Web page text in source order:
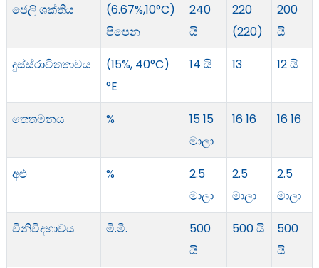
ජෙලි ශක්තිය
(6.67%,10°C)
පිපෙන
240
යි
220
(220)
200
යි
දුස්ස්රාවිතතාවය
(15%, 40°C)
°E
14 යි 13 12 යි
තෙතමනය %
15 15
මාලා
16 16 16 16
අළු %
2.5
මාලා
2.5
මාලා
2.5
මාලා
විනිවිදභාවය
මි.මී.
500
යි
500 යි
500
යි